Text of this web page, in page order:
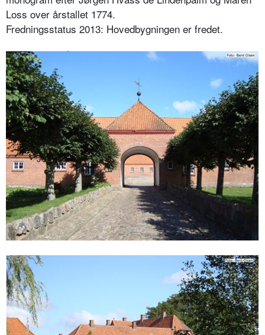
Loss over årstallet 1774.
Fredningsstatus 2013: Hovedbygningen er fredet.